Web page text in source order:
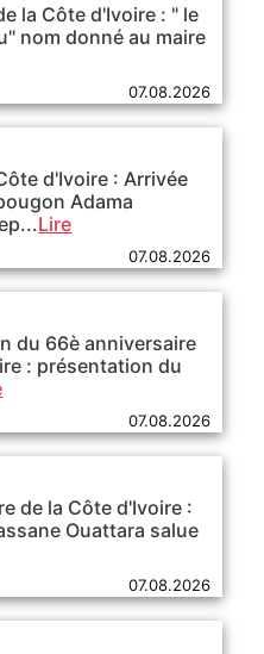
la Côte d'Ivoire : " le
nom donné au maire
07.08.2026
d'Ivoire : Arrivée
Adama
Lire
07.08.2026
du 66è anniversaire
: présentation du
07.08.2026
de la Côte d'Ivoire :
Ouattara salue
07.08.2026